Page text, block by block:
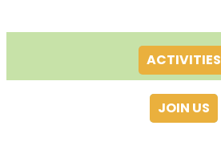
ACTIVITIES
JOIN US